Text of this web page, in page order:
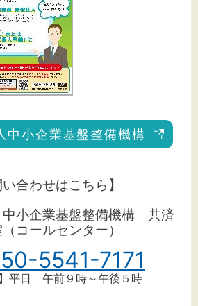
中小企業基盤整備機構
い合わせはこちら】
小企業基盤整備機構 共済
コールセンター）
5541-7171
】平日 午前９時～午後５時